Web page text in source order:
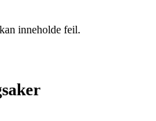
inneholde feil.